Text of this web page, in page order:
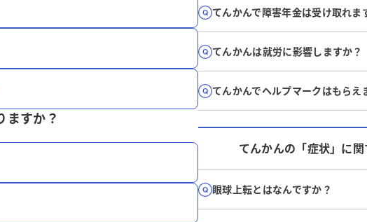
ますか？
てんかんで障害年金は受け取れま
てんかんは就労に影響しますか？
てんかんでヘルプマークはもらえ
てんかんの「症状」に
眼球上転とはなんですか？